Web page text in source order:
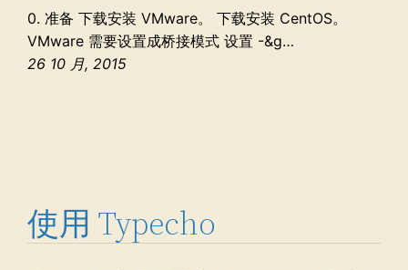
0. 准备 下载安装 VMware。 下载安装 CentOS。
VMware 需要设置成桥接模式 设置 -&g…
26 10 月, 2015
使用 Typecho